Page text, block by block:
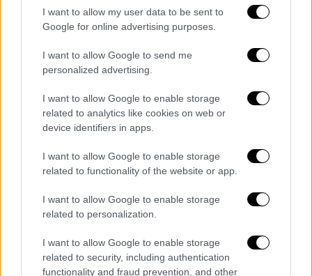
I want to allow my user data to be sent to
Google for online advertising purposes.
I want to allow Google to send me
personalized advertising.
I want to allow Google to enable storage
related to analytics like cookies on web or
device identifiers in apps.
I want to allow Google to enable storage
related to functionality of the website or app.
I want to allow Google to enable storage
related to personalization.
I want to allow Google to enable storage
related to security, including authentication
functionality and fraud prevention, and other
εντοπίζεται σε παιδιά – Τα ευρήματα
ηπατίτιδας σε παιδιά ρίχνουν δύο νέες
μελέτες